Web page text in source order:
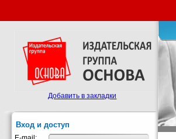
Добавить в закладки
Вход и доступ